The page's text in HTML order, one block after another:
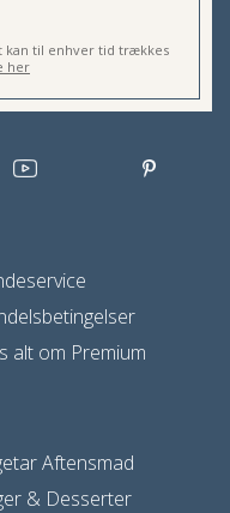
kan til enhver tid trækkes
her
alt om Premium
Aftensmad
& Desserter